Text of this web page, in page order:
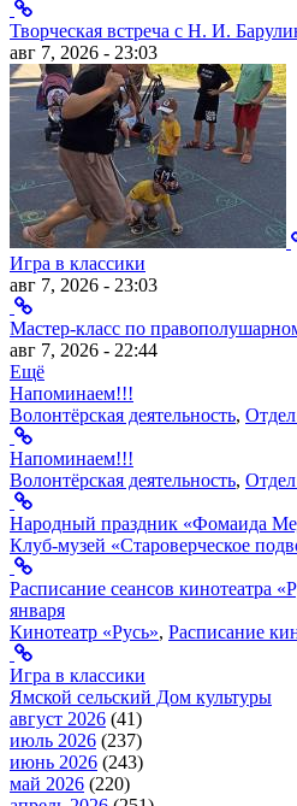
Творческая встреча с Н. И.
авг 7, 2026 - 23:03
Игра в классики
авг 7, 2026 - 23:03
Мастер-класс по
авг 7, 2026 - 22:44
Ещё
Напоминаем!!!
Волонтёрская деятельность,
Напоминаем!!!
Волонтёрская деятельность,
Народный праздник «Фомаида
Клуб-музей «Староверческое
Расписание сеансов кинотеатра
января
Кинотеатр «Русь», Расписание
Игра в классики
Ямской сельский Дом культуры
август 2026 (41)
июль 2026 (237)
июнь 2026 (243)
май 2026 (220)